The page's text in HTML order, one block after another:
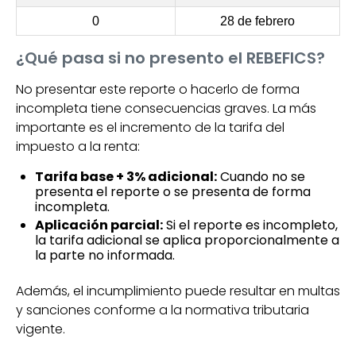
0 28 de febrero
¿Qué pasa si no presento el REBEFICS?
No presentar este reporte o hacerlo de forma
incompleta tiene consecuencias graves. La más
importante es el incremento de la tarifa del
impuesto a la renta:
Tarifa base + 3% adicional:Cuando no se
presenta el reporte o se presenta de forma
incompleta.
Aplicación parcial:Si el reporte es incompleto,
la tarifa adicional se aplica proporcionalmente a
la parte no informada.
Además, el incumplimiento puede resultar en multas
y sanciones conforme a la normativa tributaria
vigente.